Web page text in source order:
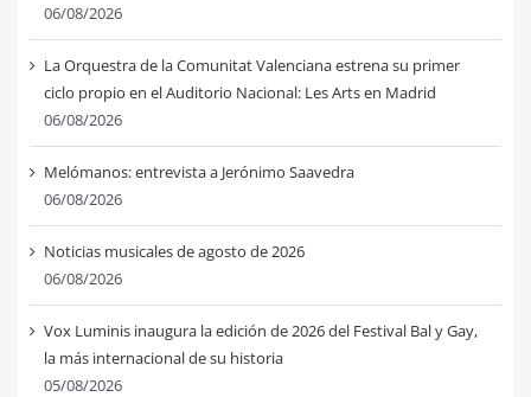
06/08/2026
La Orquestra de la Comunitat Valenciana estrena su primer
ciclo propio en el Auditorio Nacional: Les Arts en Madrid
06/08/2026
Melómanos: entrevista a Jerónimo Saavedra
06/08/2026
Noticias musicales de agosto de 2026
06/08/2026
Vox Luminis inaugura la edición de 2026 del Festival Bal y Gay,
la más internacional de su historia
05/08/2026